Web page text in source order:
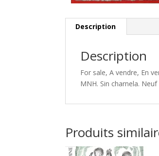
Description
Description
For sale, A vendre, En
MNH. Sin charnela.
Produits